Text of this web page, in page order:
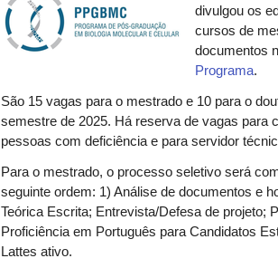
divulgou os
cursos de
documentos
Programa.
São 15 vagas para o mestrado e 10 para o
semestre de 2025. Há reserva de vagas para
pessoas com deficiência e para servidor
Para o mestrado, o processo seletivo será
seguinte ordem: 1) Análise de documentos e
Teórica Escrita; Entrevista/Defesa de projeto;
Proficiência em Português para Candidatos
Lattes ativo.